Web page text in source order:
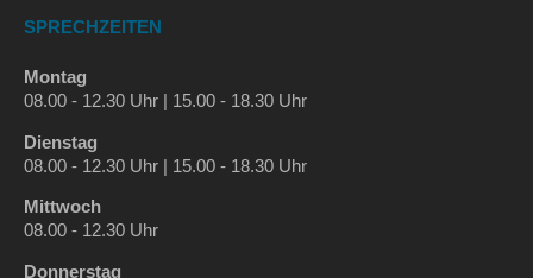
SPRECHZEITEN
Montag
08.00 - 12.30 Uhr | 15.00 - 18.30 Uhr
Dienstag
08.00 - 12.30 Uhr | 15.00 - 18.30 Uhr
Mittwoch
08.00 - 12.30 Uhr
Donnerstag